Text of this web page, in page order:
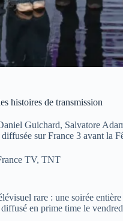
histoires de transmission
Guichard, Salvatore
sur France 3 avant la
TV, TNT
rare : une soirée
en prime time le